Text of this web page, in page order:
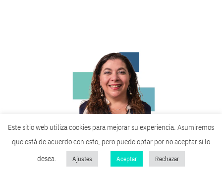
Dalit Halevi
Este sitio web utiliza cookies para mejorar su experiencia. Asumiremos
que está de acuerdo con esto, pero puede optar por no aceptar si lo
desea.
Ajustes Aceptar Rechazar